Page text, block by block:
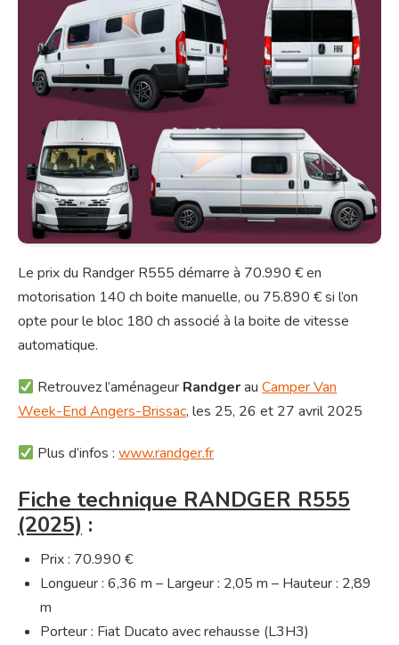
Le prix du Randger R555 démarre à 70.990 € en
motorisation 140 ch boite manuelle, ou 75.890 € si l’on
opte pour le bloc 180 ch associé à la boite de vitesse
automatique.
Retrouvez l’aménageur RandgerauCamper Van
Week-End Angers-Brissac, les 25, 26 et 27 avril 2025
Plus d’infos :www.randger.fr
Fiche technique RANDGER R555
(2025) :
Prix : 70.990 €
Longueur : 6,36 m – Largeur : 2,05 m – Hauteur : 2,89
m
Porteur : Fiat Ducato avec rehausse (L3H3)